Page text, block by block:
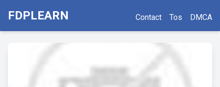
FDPLEARN Contact Tos DMCA